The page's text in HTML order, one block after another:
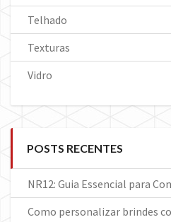
Telhado
Texturas
Vidro
POSTS RECENTES
NR12: Guia Essencial para
Como personalizar brindes